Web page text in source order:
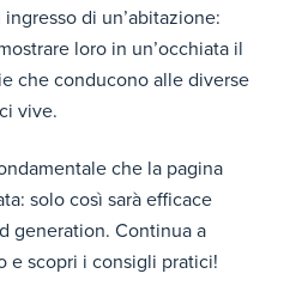
di un’abitazione:
loro in un’occhiata il
che conducono alle diverse
vive.
che la pagina
solo così sarà efficace
generation. Continua a
e scopri i consigli pratici!